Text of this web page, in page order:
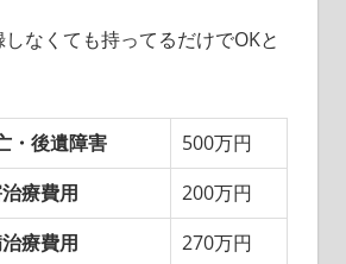
なくても持ってるだけでOKと
・後遺障害
500万円
療費用
200万円
療費用
270万円